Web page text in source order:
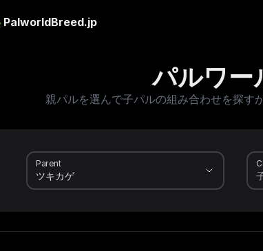
PalworldBreed.jp
パルワー
親パルを選んで子パルの組み合わせを探す
Parent